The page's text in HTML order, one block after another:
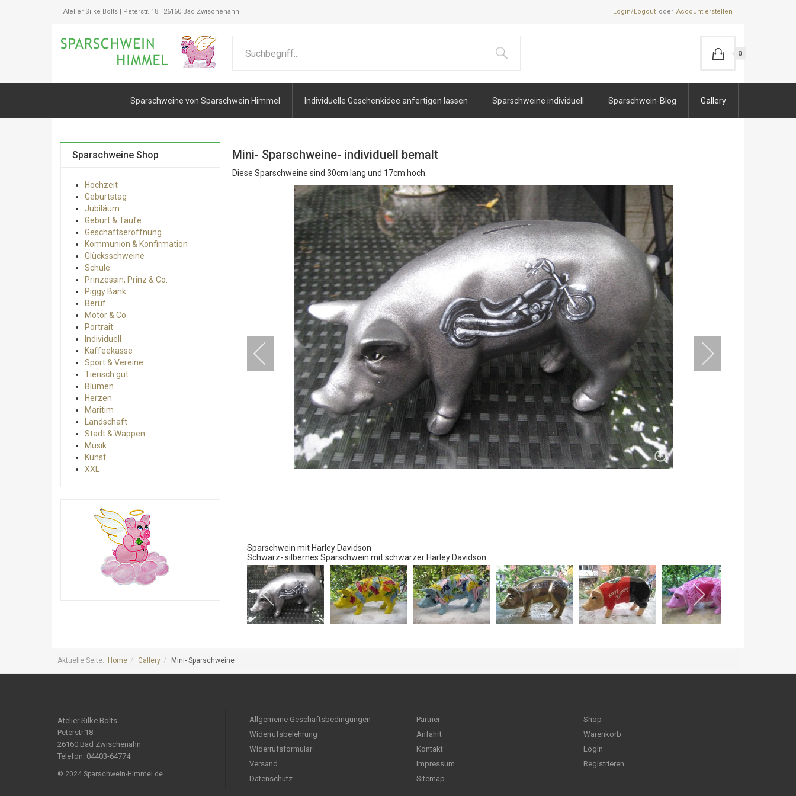
Atelier Silke Bölts | Peterstr. 18 | 26160 Bad Zwischenahn Login/Logout Account erstellen
0
Sparschweine von Sparschwein Himmel Individuelle Geschenkidee anfertigen lassen Sparschweine individuell Sparschwein-Blog Gallery
Mini- Sparschweine- individuell bemalt
Diese Sparschweine sind 30cm lang und 17cm hoch.
Sparschwein mit Harley Davidson
Schwarz- silbernes Sparschwein mit schwarzer Harley Davidson.
Sparschweine Shop
Hochzeit
Geburtstag
Jubiläum
Geburt & Taufe
Geschäftseröffnung
Kommunion & Konfirmation
Glücksschweine
Schule
Prinzessin, Prinz & Co.
Piggy Bank
Beruf
Motor & Co.
Portrait
Individuell
Kaffeekasse
Sport & Vereine
Tierisch gut
Blumen
Herzen
Maritim
Landschaft
Stadt & Wappen
Musik
Kunst
XXL
Aktuelle Seite: Home Gallery Mini- Sparschweine
Atelier Silke Bölts
Peterstr.18
26160 Bad Zwischenahn
Telefon: 04403-64774
© 2024 Sparschwein-Himmel.de
Allgemeine Geschäftsbedingungen
Widerrufsbelehrung
Widerrufsformular
Versand
Datenschutz
Partner
Anfahrt
Kontakt
Impressum
Sitemap
Shop
Warenkorb
Login
Registrieren